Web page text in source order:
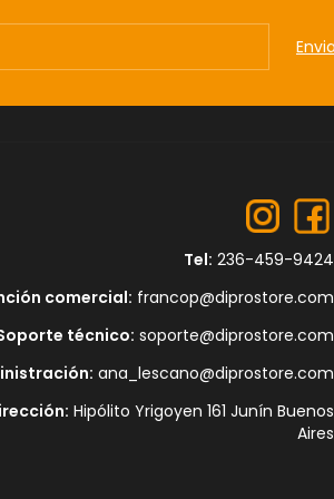
Tel: 236-459-9424
comercial: francop@diprostore.com
técnico: soporte@diprostore.com
ana_lescano@diprostore.com
Hipólito Yrigoyen 161 Junín Buenos
Aires